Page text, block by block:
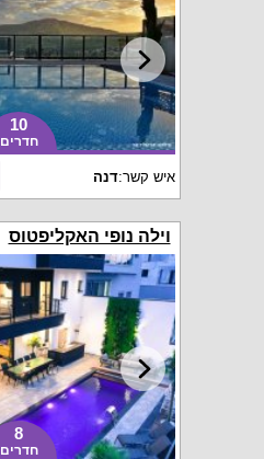
10
חדרים
איש קשר:דנה
וילה נופי האקליפטוס
8
חדרים